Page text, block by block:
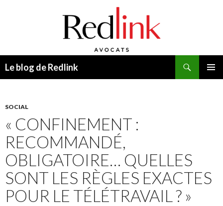
Le blog de Redlink
SOCIAL
« CONFINEMENT :
RECOMMANDÉ,
OBLIGATOIRE… QUELLES
SONT LES RÈGLES EXACTES
POUR LE TÉLÉTRAVAIL ? »